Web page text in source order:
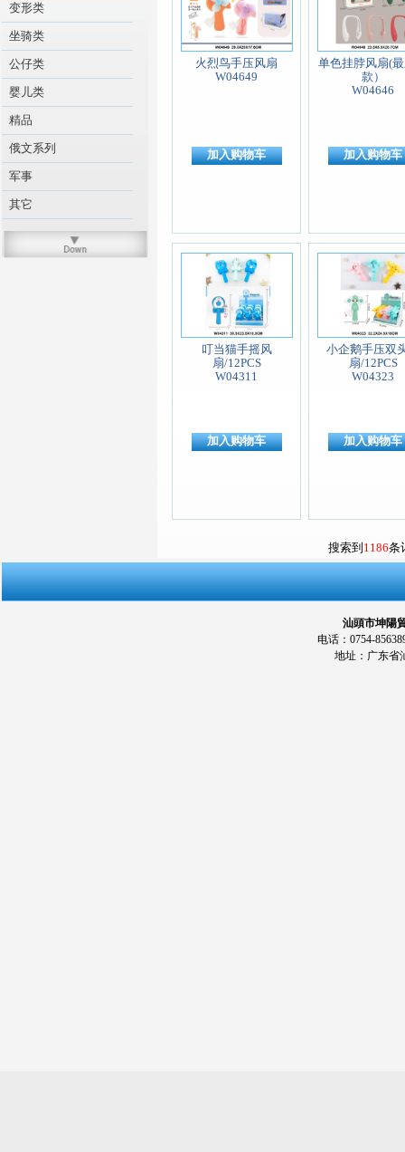
变形类
坐骑类
公仔类
婴儿类
精品
俄文系列
军事
其它
火烈鸟手压风扇
W04649
加入购物车
单色挂脖风扇(
款）
W04646
加入购物车
叮当猫手摇风
扇/12PCS
W04311
加入购物车
小企鹅手压双
扇/12PCS
W04323
加入购物车
搜索到 1186条
汕頭市坤陽
电话：0754-
地址：广东省